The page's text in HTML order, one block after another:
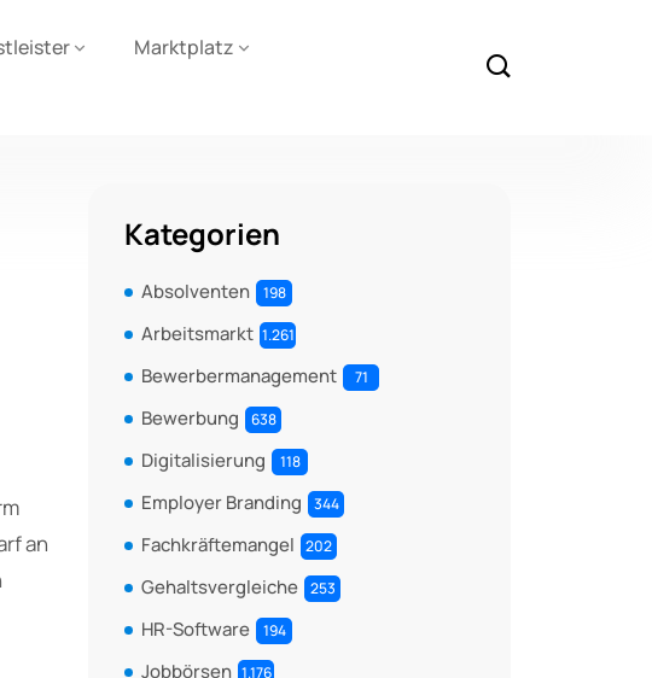
Marktplatz
an
Kategorien
Absolventen 198
Arbeitsmarkt 1.261
Bewerbermanagement 71
Bewerbung 638
Digitalisierung 118
Employer Branding 344
Fachkräftemangel 202
Gehaltsvergleiche 253
HR-Software 194
Jobbörsen 1.176